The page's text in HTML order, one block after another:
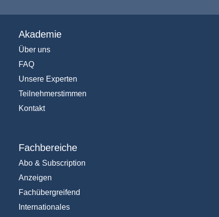
Akademie
Über uns
FAQ
Unsere Experten
Teilnehmerstimmen
Kontakt
Fachbereiche
Abo & Subscription
Anzeigen
Fachübergreifend
Internationales